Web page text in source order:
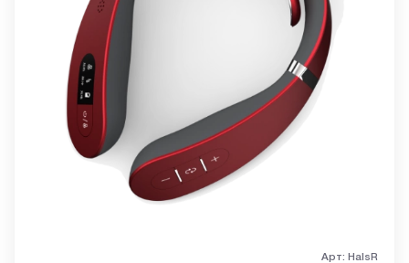
Арт: HalsR